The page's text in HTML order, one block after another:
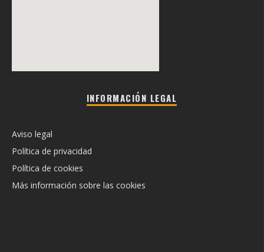
INFORMACIÓN LEGAL
Aviso legal
Política de privacidad
Política de cookies
Más información sobre las cookies